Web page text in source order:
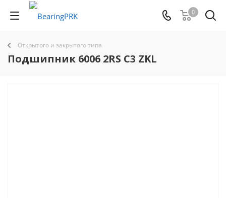
0
Открытого и закрытого типа
Подшипник 6006 2RS C3 ZKL